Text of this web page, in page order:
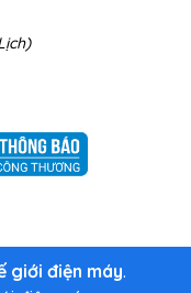
giới điện máy.